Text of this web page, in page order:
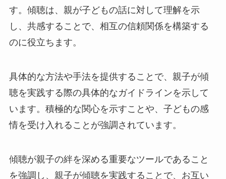
す。傾聴は、親が子どもの話に対して理解を示
し、共感することで、相互の信頼関係を構築する
のに役立ちます。
具体的な方法や手法を提供することで、親子が傾
聴を実践する際の具体的なガイドラインを示して
います。積極的な関心を示すことや、子どもの感
情を受け入れることが強調されています。
傾聴が親子の絆を深める重要なツールであること
を強調し、親子が傾聴を実践することで、お互い